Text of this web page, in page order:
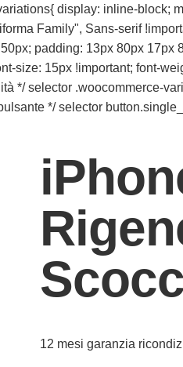
display: inline-block;
Family", Sans-serif
padding: 13px 80px
size: 15px !important; font-
*/ selector .woocommerce-
*/ selector
12 mesi garanzia